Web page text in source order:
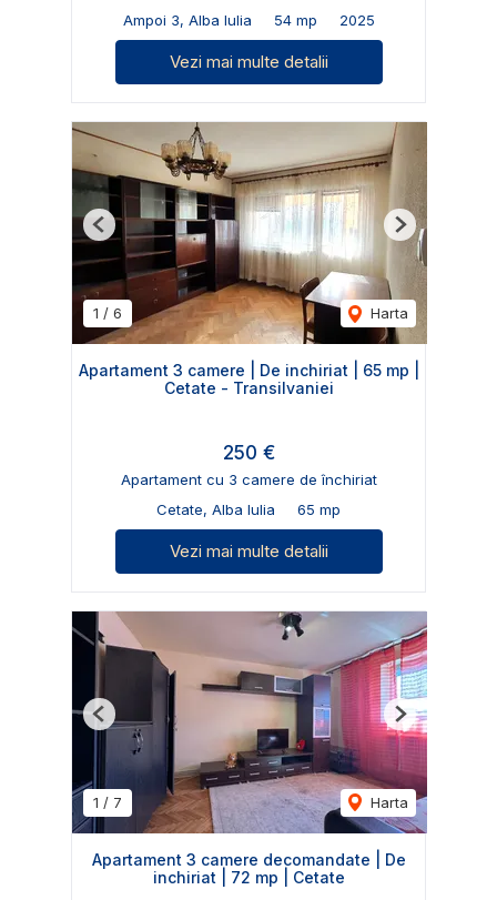
Ampoi 3, Alba Iulia
54 mp 2025
Vezi mai multe detalii
1 / 6 Harta
Previous Next
Apartament 3 camere | De inchiriat | 65 mp |
Cetate - Transilvaniei
250 €
Apartament cu 3 camere de închiriat
Cetate, Alba Iulia
65 mp
Vezi mai multe detalii
1 / 7 Harta
Previous Next
Apartament 3 camere decomandate | De
inchiriat | 72 mp | Cetate